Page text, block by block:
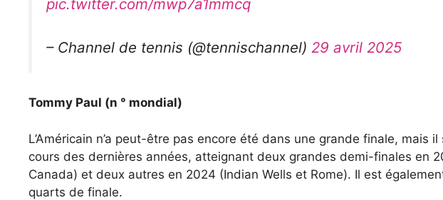
pic.twitter.com/mwp7a1mmcq
– Channel de tennis (@tennischannel) 29 avril 2025
Tommy Paul (n ° mondial)
L’Américain n’a peut-être pas encore été dans une grande finale, mais
cours des dernières années, atteignant deux grandes demi-finales en
Canada) et deux autres en 2024 (Indian Wells et Rome). Il est
quarts de finale.